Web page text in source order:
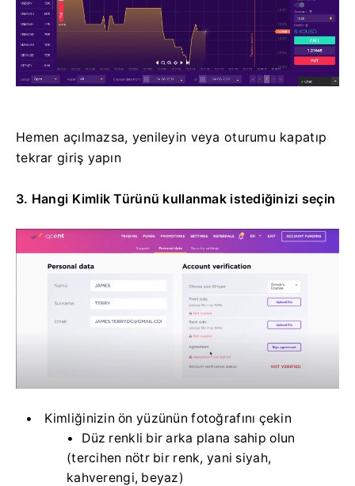
Hemen açılmazsa, yenileyin veya oturumu kapatıp
tekrar giriş yapın
3. Hangi Kimlik Türünü kullanmak istediğinizi seçin
Kimliğinizin ön yüzünün fotoğrafını çekin
Düz renkli bir arka plana sahip olun
(tercihen nötr bir renk, yani siyah,
kahverengi, beyaz)